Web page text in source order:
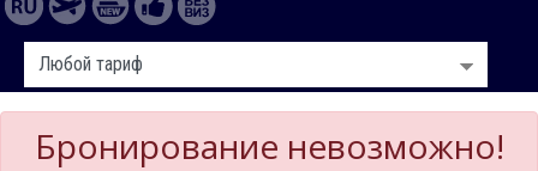
Бронирование невозможно!